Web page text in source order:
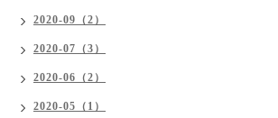
2020-09（2）
2020-07（3）
2020-06（2）
2020-05（1）